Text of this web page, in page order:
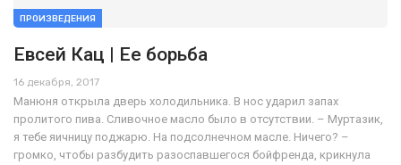
ПРОИЗВЕДЕНИЯ
Евсей Кац | Ее борьба
16 декабря, 2017
Манюня открыла дверь холодильника. В нос ударил запах
пролитого пива. Сливочное масло было в отсутствии. – Муртазик,
я тебе яичницу поджарю. На подсолнечном масле. Ничего? –
громко, чтобы разбудить разоспавшегося бойфренда, крикнула